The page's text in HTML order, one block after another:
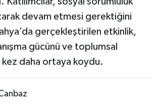
devam etmesi gerektiğini
gerçekleştirilen etkinlik,
gücünü ve toplumsal
kez daha ortaya koydu.